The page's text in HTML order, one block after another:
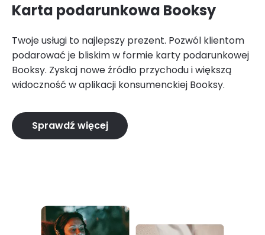
Karta podarunkowa Booksy
Twoje usługi to najlepszy prezent. Pozwól klientom
podarować je bliskim w formie karty podarunkowej
Booksy. Zyskaj nowe źródło przychodu i większą
widoczność w aplikacji konsumenckiej Booksy.
Sprawdź więcej